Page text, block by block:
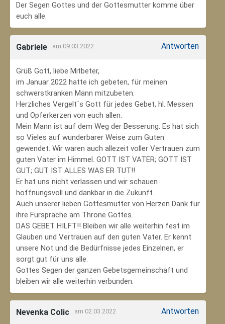
Der Segen Gottes und der Gottesmutter komme über
euch alle.
Gabriele am 09.03.2022 Antworten
Grüß Gott, liebe Mitbeter,
im Januar 2022 hatte ich gebeten, für meinen
schwerstkranken Mann mitzubeten.
Herzliches Vergelt´s Gott für jedes Gebet, hl. Messen
und Opferkerzen von euch allen.
Mein Mann ist auf dem Weg der Besserung. Es hat sich
so Vieles auf wunderbarer Weise zum Guten
gewendet. Wir waren auch allezeit voller Vertrauen zum
guten Vater im Himmel. GOTT IST VATER; GOTT IST
GUT; GUT IST ALLES WAS ER TUT!!
Er hat uns nicht verlassen und wir schauen
hoffnungsvoll und dankbar in die Zukunft.
Auch unserer lieben Gottesmutter von Herzen Dank für
ihre Fürsprache am Throne Gottes.
DAS GEBET HILFT!! Bleiben wir alle weiterhin fest im
Glauben und Vertrauen auf den guten Vater. Er kennt
unsere Not und die Bedürfnisse jedes Einzelnen, er
sorgt gut für uns alle.
Gottes Segen der ganzen Gebetsgemeinschaft und
bleiben wir alle weiterhin verbunden.
Nevenka Colic am 02.03.2022 Antworten